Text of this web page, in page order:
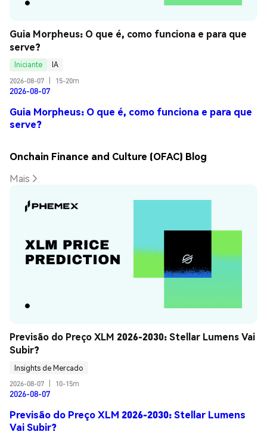
Guia Morpheus: O que é, como funciona e para que
serve?
Iniciante
IA
2026-08-07
15-20m
2026-08-07
Guia Morpheus: O que é, como funciona e para que
serve?
Onchain Finance and Culture (OFAC) Blog
Mais
Previsão do Preço XLM 2026-2030: Stellar Lumens Vai
Subir?
Insights de Mercado
2026-08-07
10-15m
2026-08-07
Previsão do Preço XLM 2026-2030: Stellar Lumens
Vai Subir?